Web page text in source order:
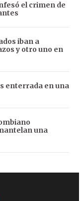
el crimen de
iban a
y otro uno en
enterrada en una
una